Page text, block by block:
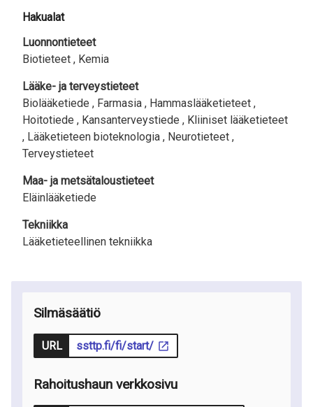
Hakualat
Luonnontieteet
Biotieteet , Kemia
Lääke- ja terveystieteet
Biolääketiede , Farmasia , Hammaslääketieteet ,
Hoitotiede , Kansanterveystiede , Kliiniset lääketieteet
, Lääketieteen bioteknologia , Neurotieteet ,
Terveystieteet
Maa- ja metsätaloustieteet
Eläinlääketiede
Tekniikka
Lääketieteellinen tekniikka
Silmäsäätiö
URL ssttp.fi/fi/start/
Rahoitushaun verkkosivu